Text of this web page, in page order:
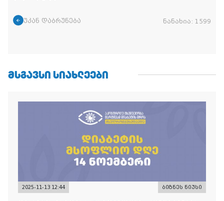
უკან დაბრუნება ნანახია: 1599
ᲛᲡᲒᲐᲕᲡᲘ ᲡᲘᲐᲮᲚᲔᲔᲑᲘ
2025-11-13 12:44 ბიზნეს ნიუსი